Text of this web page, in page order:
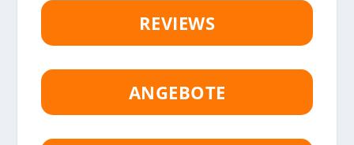
REVIEWS
ANGEBOTE